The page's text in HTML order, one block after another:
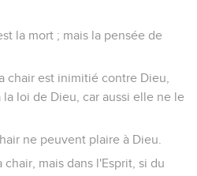
la mort ; mais la pensée de
chair est inimitié contre Dieu,
la loi de Dieu, car aussi elle ne le
ne peuvent plaire à Dieu.
chair, mais dans l'Esprit, si du